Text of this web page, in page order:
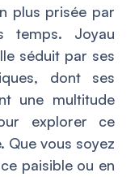
plus prisée par
temps. Joyau
séduit par ses
dont ses
une multitude
explorer ce
Que vous soyez
paisible ou en